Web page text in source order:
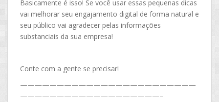
Basicamente é isso! Se você usar essas pequenas dicas
vai melhorar seu engajamento digital de forma natural e
seu público vai agradecer pelas informações
substanciais da sua empresa!
Conte com a gente se precisar!
————————————————————————
———————————————————–